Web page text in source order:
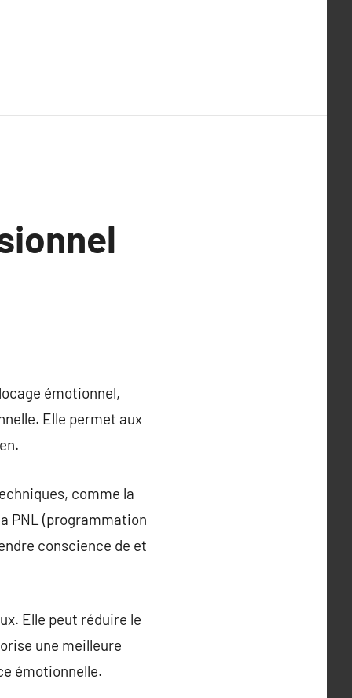
émotionnel,
Elle permet aux
comme la
PNL (programmation
conscience de et
Elle peut réduire le
une meilleure
émotionnelle.